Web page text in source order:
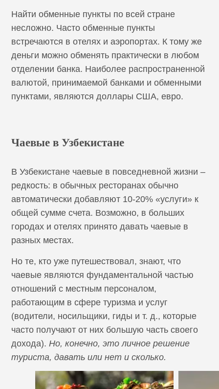
Найти обменные пункты по всей стране
несложно. Часто обменные пункты
встречаются в отелях и аэропортах. К тому же
деньги можно обменять практически в любом
отделении банка. Наиболее распространенной
валютой, принимаемой банками и обменными
пунктами, являются доллары США, евро.
Чаевые в Узбекистане
В Узбекистане чаевые в повседневной жизни –
редкость: в обычных ресторанах обычно
автоматически добавляют 10-20% «услуги» к
общей сумме счета. Возможно, в больших
городах и отелях принято давать чаевые в
разных местах.
Но те, кто уже путешествовал, знают, что
чаевые являются фундаментальной частью
отношений с местным персоналом,
работающим в сфере туризма и услуг
(водители, носильщики, гиды и т. д., которые
часто получают от них большую часть своего
дохода). Но, конечно, это личное решение
туриста, давать или нет и сколько.